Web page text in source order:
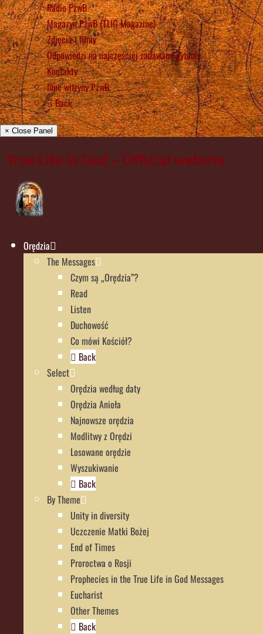
Radio PżwB
Magazyn PżwB (TLIG Magazine)
Zdjęcia i filmy
Odpowiedzi na najczęściej zadawane pytania
Kontakty
Inne witryny PżwB
Back
× Close Panel
True Life in God – Official website
Orędzia
The Messages
Czym są „Orędzia”?
Read
Listen
Duchowość
Co mówi Kościół?
Back
Select
Orędzia według daty
Orędzia Anioła
Najnowsze orędzia
Modlitwy z Orędzi
Losowane orędzie
Wyszukiwanie
Back
By Theme
Unity in diversity
Uczczenie Matki Bożej
End of Times
Proroctwa o Rosji
Prophecies in the True Life in God Messages
Eucharist
Other Themes
Back